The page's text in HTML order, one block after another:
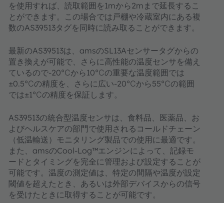
を使用すれば、読取範囲を1mから2mまで延長するこ
とができます。この場合では戸棚や冷蔵室内にある複
数のAS39513タグを同時に読み取ることができます。
最新のAS39513は、amsのSL13Aセンサータグからの
置き換えが可能で、さらに高性能の温度センサを備え
ているので-20℃から10℃の重要な温度範囲では
±0.5℃の精度を、さらに広い-20℃から55℃の範囲
では±1℃の精度を保証します。
AS39513の統合型温度センサは、食料品、医薬品、お
よびヘルスケアの部門で使用されるコールドチェーン
（低温輸送）モニタリング製品での使用に最適です。
また、amsのCool-Log™エンジンによって、記録モ
ードとタイミングを完全に管理および設定することが
可能です。温度の測定値は、特定の間隔や温度が設定
閾値を超えたとき、あるいは外部デバイスからの信号
を受けたときに取得することが可能です。